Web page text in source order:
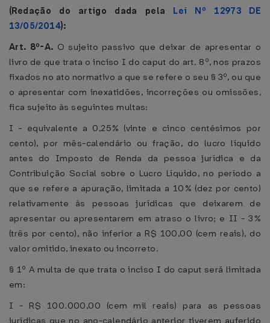
(Redação do artigo dada pela Lei Nº 12973 DE
13/05/2014):
Art. 8º-A. O sujeito passivo que deixar de apresentar o
livro de que trata o inciso I do caput do art. 8º, nos prazos
fixados no ato normativo a que se refere o seu § 3º, ou que
o apresentar com inexatidões, incorreções ou omissões,
fica sujeito às seguintes multas:
I - equivalente a 0,25% (vinte e cinco centésimos por
cento), por mês-calendário ou fração, do lucro líquido
antes do Imposto de Renda da pessoa jurídica e da
Contribuição Social sobre o Lucro Líquido, no período a
que se refere a apuração, limitada a 10% (dez por cento)
relativamente às pessoas jurídicas que deixarem de
apresentar ou apresentarem em atraso o livro; e II - 3%
(três por cento), não inferior a R$ 100,00 (cem reais), do
valor omitido, inexato ou incorreto.
§ 1º A multa de que trata o inciso I do caput será limitada
em:
I - R$ 100.000,00 (cem mil reais) para as pessoas
jurídicas que no ano-calendário anterior tiverem auferido